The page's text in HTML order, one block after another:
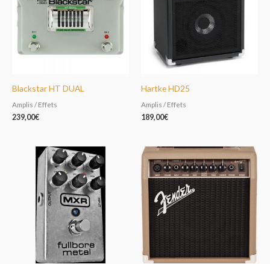
Blackstar HT DUAL
Amplis / Effets
239,00€
Hartke HD25
Amplis / Effets
189,00€